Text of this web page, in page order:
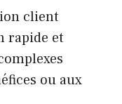
client
rapide et
ou aux